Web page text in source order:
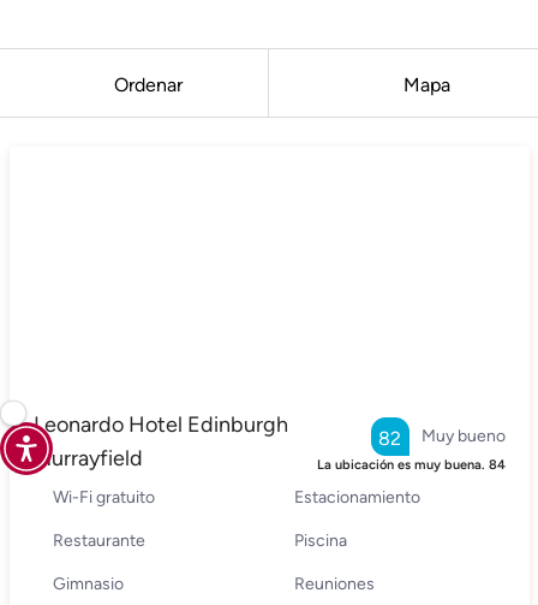
Ordenar Mapa
Leonardo Hotel Edinburgh
Murrayfield
Muy bueno
82
La ubicación es muy buena. 84
Wi-Fi gratuito Estacionamiento
Restaurante Piscina
Gimnasio Reuniones